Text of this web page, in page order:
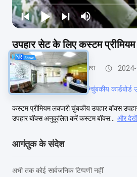
उपहार सेट के लिए कस्टम
कार्डबोर्ड उपहार पैकेजिंग बॉक्स
#लॉकडाउन जन्मदिन बॉक्स #चुंबकीय कार्डबोर्ड
कस्टम प्रीमियम लक्जरी चुंबकीय उपहार बॉक्स
उपहार बॉक्स अनुकूलित करें कस्टम बॉक्स...
और देखें
आगंतुक के संदेश
अभी तक कोई सार्वजनिक टिप्पणी नहीं